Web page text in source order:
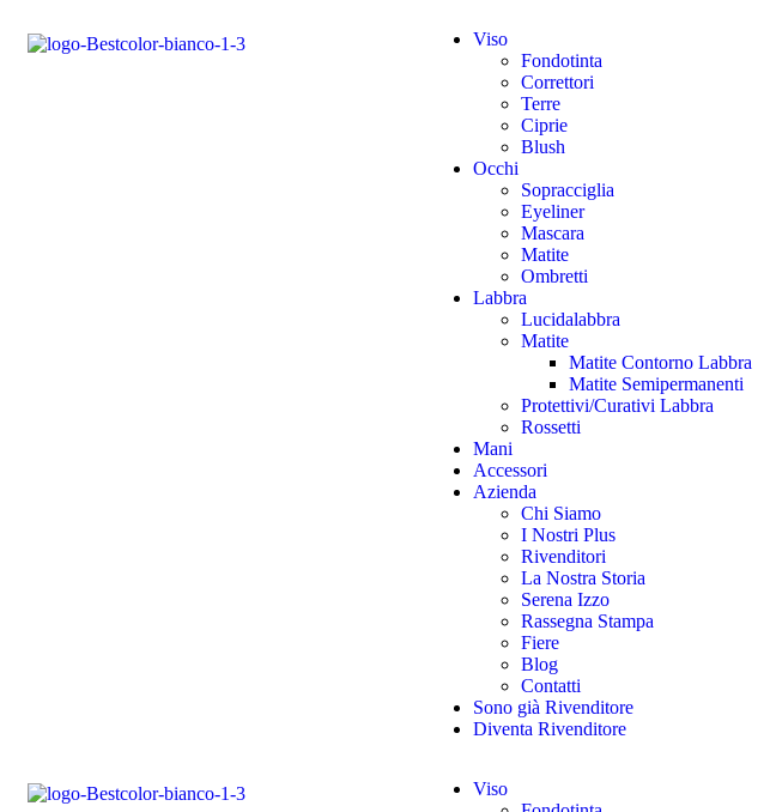
Viso
Fondotinta
Correttori
Terre
Ciprie
Blush
Occhi
Sopracciglia
Eyeliner
Mascara
Matite
Ombretti
Labbra
Lucidalabbra
Matite
Matite Contorno Labbra
Matite Semipermanenti
Protettivi/Curativi Labbra
Rossetti
Mani
Accessori
Azienda
Chi Siamo
I Nostri Plus
Rivenditori
La Nostra Storia
Serena Izzo
Rassegna Stampa
Fiere
Blog
Contatti
Sono già Rivenditore
Diventa Rivenditore
Viso